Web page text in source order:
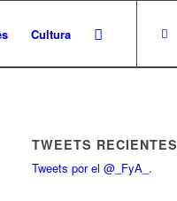
Cultura
TWEETS RECIENTES
Tweets por el @_FyA_.